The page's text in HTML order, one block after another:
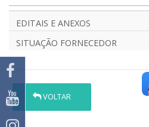
EDITAIS E ANEXOS
SITUAÇÃO FORNECEDOR
VOLTAR